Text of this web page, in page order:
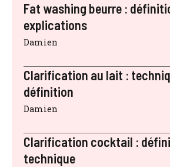
Fat washing beurre :
explications
Damien
Clarification au lait :
définition
Damien
Clarification cocktail :
technique